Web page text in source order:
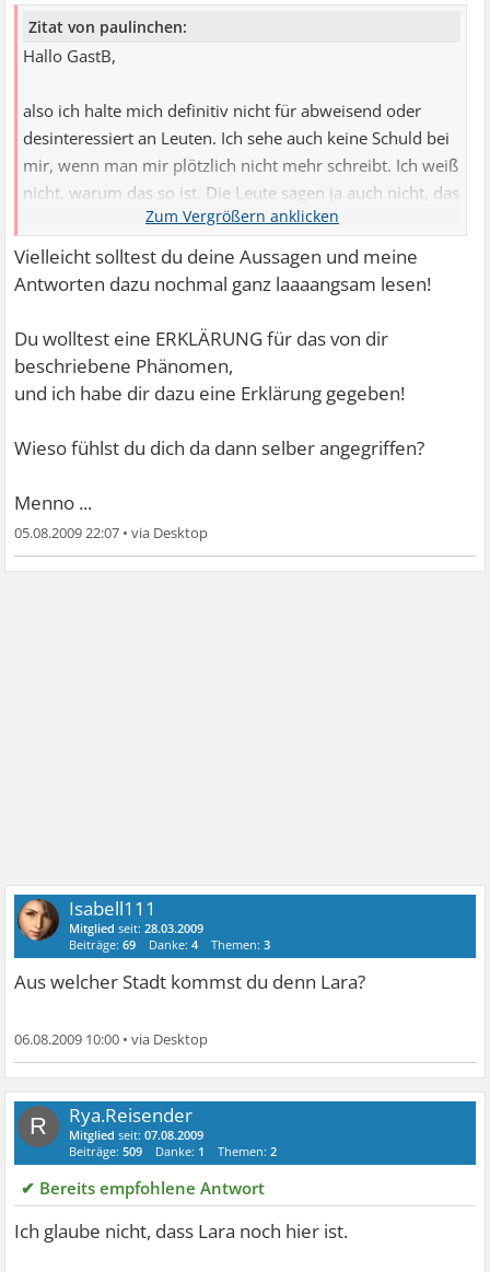
Zitat von paulinchen:
Hallo GastB,
also ich halte mich definitiv nicht für abweisend oder
desinteressiert an Leuten. Ich sehe auch keine Schuld bei
mir, wenn man mir plötzlich nicht mehr schreibt. Ich weiß
nicht, warum das so ist. Die Leute sagen ja auch nicht, das
und das passt mir nicht, das bringt nichts mit dem
schreiben. Nee, sie schreiben einfach gar nicht mehr ohne
jeden Kommentar. Und dasd finde ich so richtig ätzend.
Vielleicht solltest du deine Aussagen und meine
Antworten dazu nochmal ganz laaaangsam lesen!
Du wolltest eine ERKLÄRUNG für das von dir
beschriebene Phänomen,
und ich habe dir dazu eine Erklärung gegeben!
Wieso fühlst du dich da dann selber angegriffen?
Menno ...
05.08.2009 22:07 •
Isabell111
Mitglied seit:28.03.2009
Beiträge:69 Danke:4 Themen:3
Aus welcher Stadt kommst du denn Lara?
06.08.2009 10:00 •
R Rya.Reisender
Mitglied seit:07.08.2009
Beiträge:509 Danke: 1 Themen:2
✔ Bereits empfohlene Antwort
Ich glaube nicht, dass Lara noch hier ist.